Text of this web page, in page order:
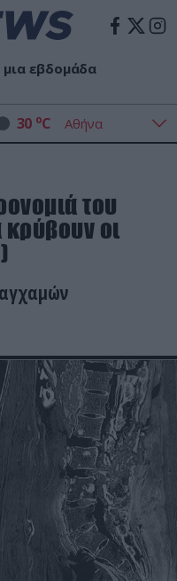
εβδομάδα
30 oC
του
οι